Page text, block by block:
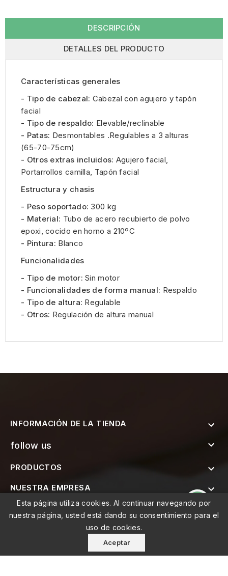
DESCRIPCIÓN
DETALLES DEL PRODUCTO
Características generales
- Tipo de cabezal: Cabezal con agujero y tapón
facial
- Tipo de respaldo: Elevable/reclinable
- Patas: Desmontables .Regulables a 3 alturas
(65-70-75cm)
- Otros extras incluidos: Agujero facial,
Portarrollos camilla, Tapón facial
Estructura y chasis
- Peso soportado: 300 kg
- Material: Tubo de acero recubierto de polvo
epoxi, cocido en horno a 210ºC
- Pintura: Blanco
Funcionalidades
- Tipo de motor: Sin motor
- Funcionalidades de forma manual: Respaldo
- Tipo de altura: Regulable
- Otros: Regulación de altura manual
INFORMACIÓN DE LA TIENDA 
follow us 
Esta página utiliza cookies. Al continuar navegando por
nuestra página, usted está dando su consentimiento para el
uso de cookies.
Aceptar
PRODUCTOS 
NUESTRA EMPRESA 
SUSCRÍBETE AL BOLETÍN 